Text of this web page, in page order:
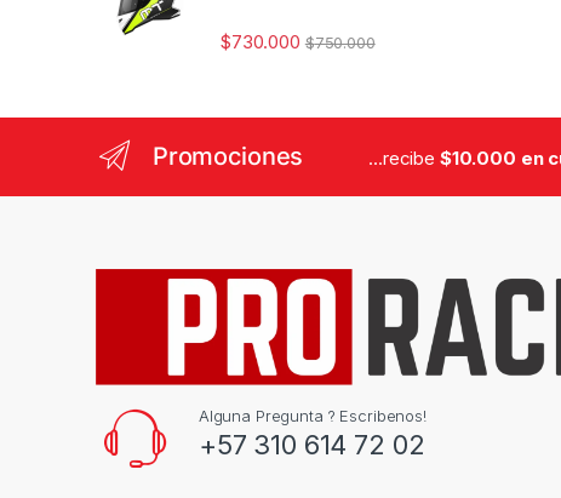
$730.000 $750.000
Promociones ...recibe $10.000 en
Alguna Pregunta ? Escribenos!
+57 310 614 72 02